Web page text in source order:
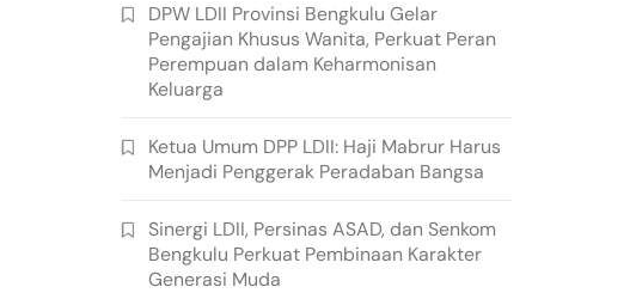
DPW LDII Provinsi Bengkulu Gelar
Pengajian Khusus Wanita, Perkuat Peran
Perempuan dalam Keharmonisan
Keluarga
Ketua Umum DPP LDII: Haji Mabrur Harus
Menjadi Penggerak Peradaban Bangsa
Sinergi LDII, Persinas ASAD, dan Senkom
Bengkulu Perkuat Pembinaan Karakter
Generasi Muda